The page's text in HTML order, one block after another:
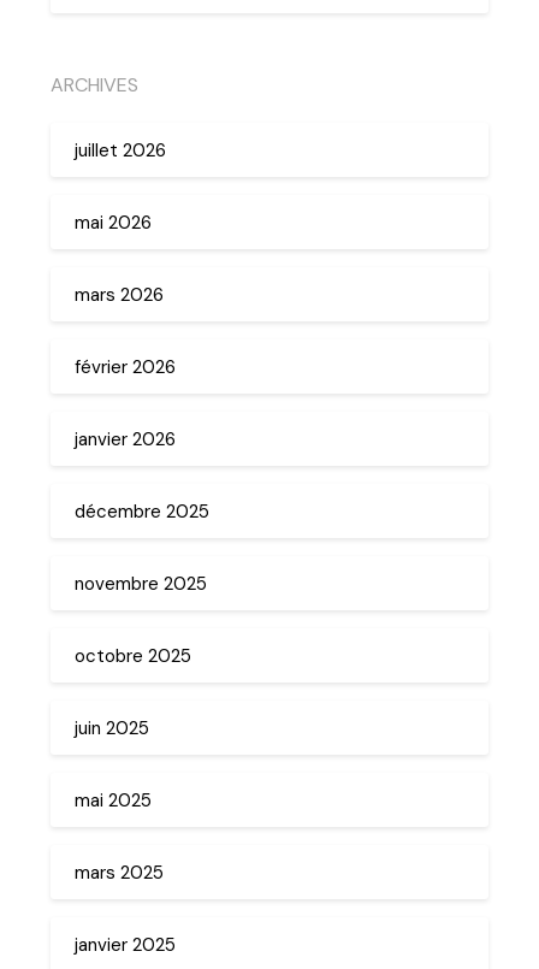
ARCHIVES
juillet 2026
mai 2026
mars 2026
février 2026
janvier 2026
décembre 2025
novembre 2025
octobre 2025
juin 2025
mai 2025
mars 2025
janvier 2025